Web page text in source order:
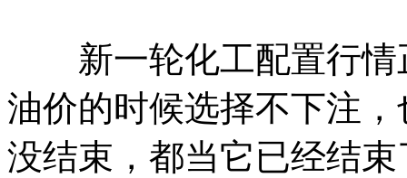
新一轮化工配置行情
油价的时候选择不下注
没结束，都当它已经结